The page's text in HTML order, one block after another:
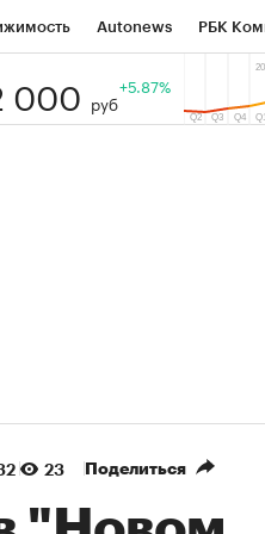
Autonews РБК
Тренды
000 руб
+5.87%
23 Поделиться